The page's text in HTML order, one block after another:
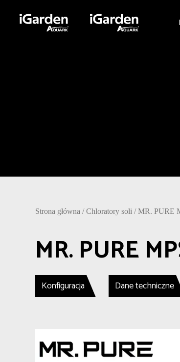
Strona główna /Chloratory soli /MR. PURE
MR. PURE
Konfiguracja Dane techniczne